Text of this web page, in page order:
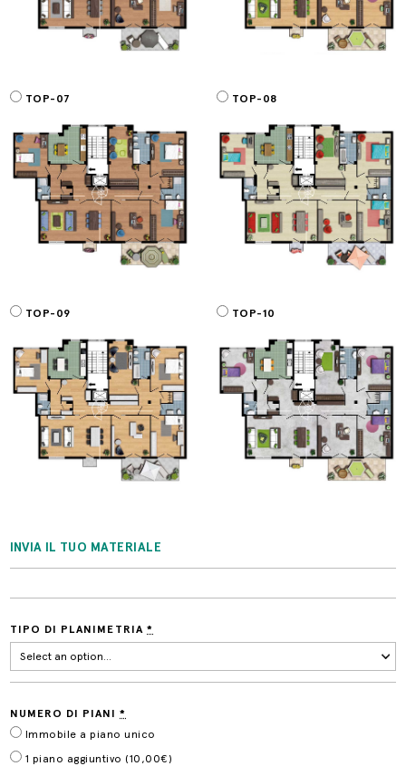
TOP-07 TOP-08
TOP-09 TOP-10
INVIA IL TUO MATERIALE
TIPO DI PLANIMETRIA*
NUMERO DI PIANI*
Immobile a piano unico
1 piano aggiuntivo (10,00€)